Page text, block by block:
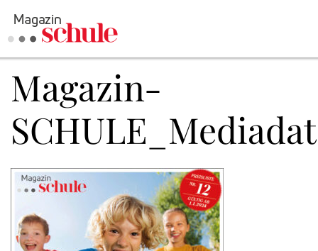
Online-Magazin
Newsletter
Kontakt
Impressum
Versenden
Kommentieren
Abonnieren
Magazin-